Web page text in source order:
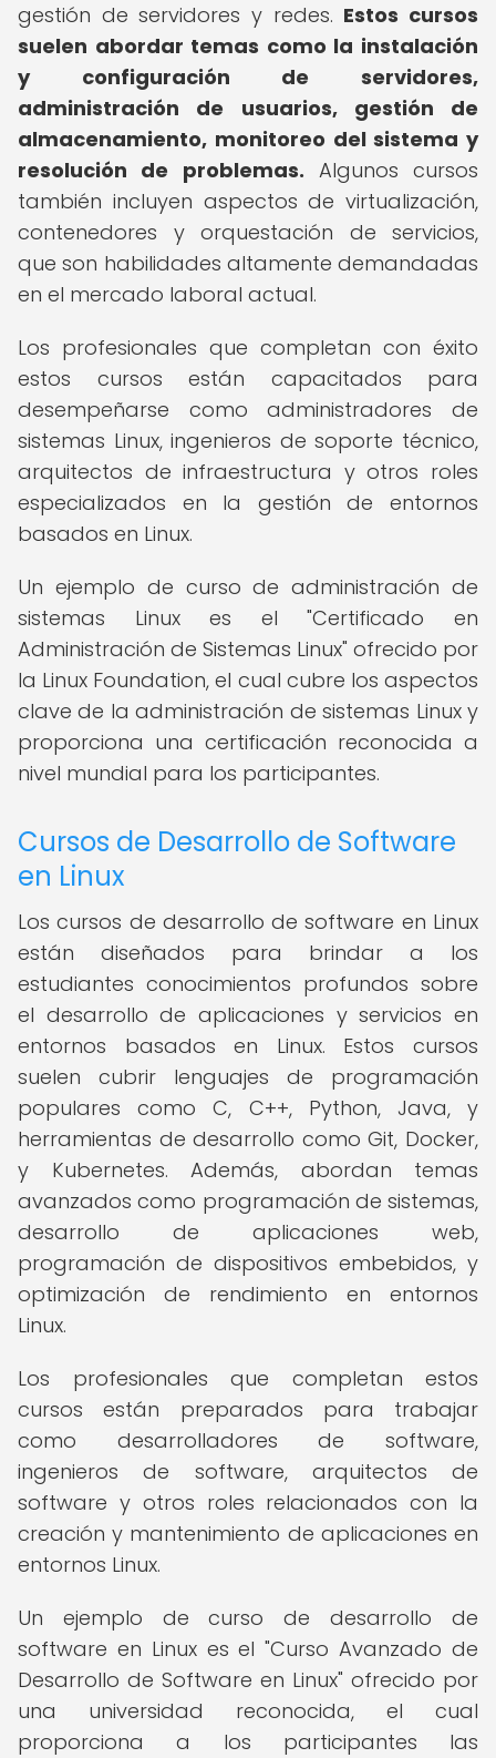
gestión de servidores y redes. Estos cursos
suelen abordar temas como la instalación
y configuración de servidores,
administración de usuarios, gestión de
almacenamiento, monitoreo del sistema y
resolución de problemas. Algunos cursos
también incluyen aspectos de virtualización,
contenedores y orquestación de servicios,
que son habilidades altamente demandadas
en el mercado laboral actual.
Los profesionales que completan con éxito
estos cursos están capacitados para
desempeñarse como administradores de
sistemas Linux, ingenieros de soporte técnico,
arquitectos de infraestructura y otros roles
especializados en la gestión de entornos
basados en Linux.
Un ejemplo de curso de administración de
sistemas Linux es el "Certificado en
Administración de Sistemas Linux" ofrecido por
la Linux Foundation, el cual cubre los aspectos
clave de la administración de sistemas Linux y
proporciona una certificación reconocida a
nivel mundial para los participantes.
Cursos de Desarrollo de Software
en Linux
Los cursos de desarrollo de software en Linux
están diseñados para brindar a los
estudiantes conocimientos profundos sobre
el desarrollo de aplicaciones y servicios en
entornos basados en Linux. Estos cursos
suelen cubrir lenguajes de programación
populares como C, C++, Python, Java, y
herramientas de desarrollo como Git, Docker,
y Kubernetes. Además, abordan temas
avanzados como programación de sistemas,
desarrollo de aplicaciones web,
programación de dispositivos embebidos, y
optimización de rendimiento en entornos
Linux.
Los profesionales que completan estos
cursos están preparados para trabajar
como desarrolladores de software,
ingenieros de software, arquitectos de
software y otros roles relacionados con la
creación y mantenimiento de aplicaciones en
entornos Linux.
Un ejemplo de curso de desarrollo de
software en Linux es el "Curso Avanzado de
Desarrollo de Software en Linux" ofrecido por
una universidad reconocida, el cual
proporciona a los participantes las